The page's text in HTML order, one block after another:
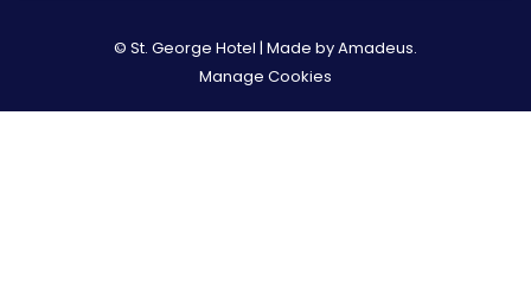
© St. George Hotel | Made byAmadeus.
Manage Cookies